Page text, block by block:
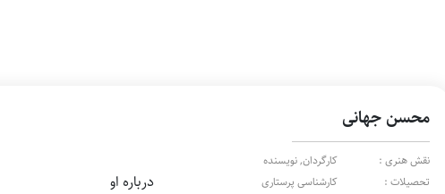
محسن جهانی
نقش هنری :
کارگردان, نویسنده
تحصیلات :
کارشناسی پرستاری
درباره او